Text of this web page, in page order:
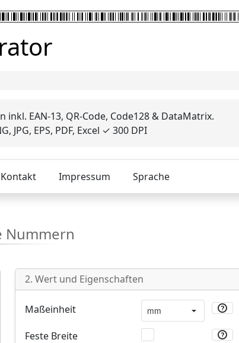
EAN-13, QR-Code, Code128 & DataMatrix.
EPS, PDF, Excel ✓ 300 DPI
Kontakt Impressum Sprache
Nummern
2. Wert und Eigenschaften
Maßeinheit
Feste Breite